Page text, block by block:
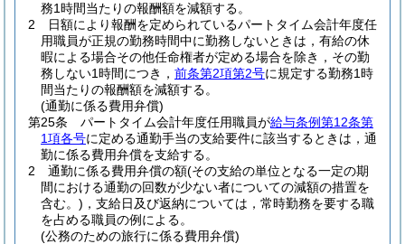
務1時間当たりの報酬額を減額する。
2
日額により報酬を定められているパートタイム会計年度任
用職員が正規の勤務時間中に勤務しないときは，有給の休
暇による場合その他任命権者が定める場合を除き，その勤
務しない1時間につき， 前条第2項第2号に規定する勤務1時
間当たりの報酬額を減額する。
(通勤に係る費用弁償)
第25条
パートタイム会計年度任用職員が給与条例第12条第
1項各号に定める通勤手当の支給要件に該当するときは，通
勤に係る費用弁償を支給する。
2
通勤に係る費用弁償の額(その支給の単位となる一定の期
間における通勤の回数が少ない者についての減額の措置を
含む。) ，支給日及び返納については，常時勤務を要する職
を占める職員の例による。
(公務のための旅行に係る費用弁償)